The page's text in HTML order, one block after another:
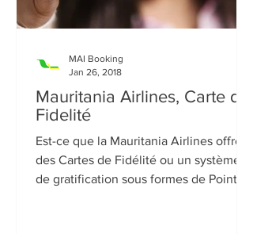
Mauritania Airlines, Carte de
Fidelité
Est-ce que la Mauritania Airlines offre
des Cartes de Fidélité ou un système
de gratification sous formes de Points ?
MAI Booking
Jan 26, 2018